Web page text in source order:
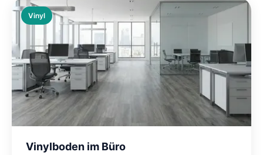
Vinyl
Vinylboden im Büro